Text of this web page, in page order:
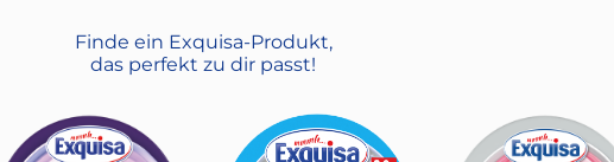
Finde ein Exquisa-Produkt,
das perfekt zu dir passt!